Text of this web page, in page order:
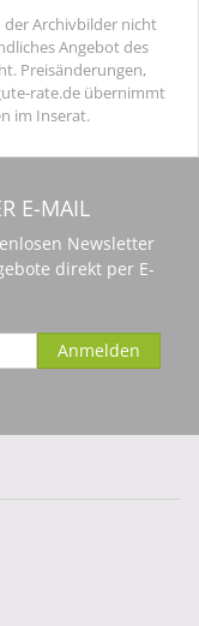
der Archivbilder nicht
Angebot des
Preisänderungen,
rate.de übernimmt
im Inserat.
E-MAIL
Newsletter
direkt per E-